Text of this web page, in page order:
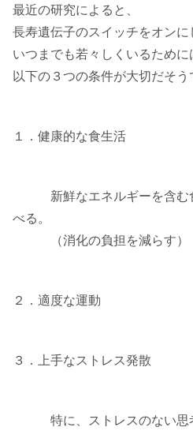
最近の研究によると、
長寿遺伝子のスイッチをオンに
いつまでも若々しくいるために
以下の３つの条件が大切だそう
１．健康的な食生活
新鮮なエネルギーを含む食
べる。
（消化の負担を減らす）
２．適度な運動
３．上手なストレス発散
特に、ストレスのない思